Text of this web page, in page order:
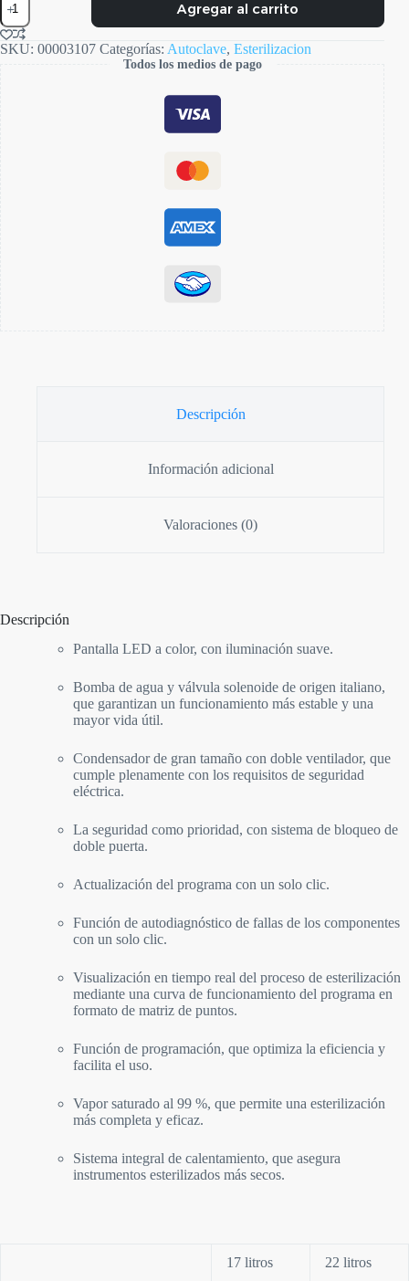
Foster
Clase
B
Agregar al carrito
SKU: 00003107 Categorías: Autoclave, Esterilizacion
Todos los medios de pago
Descripción
Información adicional
Valoraciones (0)
Descripción
Pantalla LED a color, con iluminación suave.
Bomba de agua y válvula solenoide de origen italiano,
que garantizan un funcionamiento más estable y una
mayor vida útil.
Condensador de gran tamaño con doble ventilador, que
cumple plenamente con los requisitos de seguridad
eléctrica.
La seguridad como prioridad, con sistema de bloqueo de
doble puerta.
Actualización del programa con un solo clic.
Función de autodiagnóstico de fallas de los componentes
con un solo clic.
Visualización en tiempo real del proceso de esterilización
mediante una curva de funcionamiento del programa en
formato de matriz de puntos.
Función de programación, que optimiza la eficiencia y
facilita el uso.
Vapor saturado al 99 %, que permite una esterilización
más completa y eficaz.
Sistema integral de calentamiento, que asegura
instrumentos esterilizados más secos.
17 litros 22 litros